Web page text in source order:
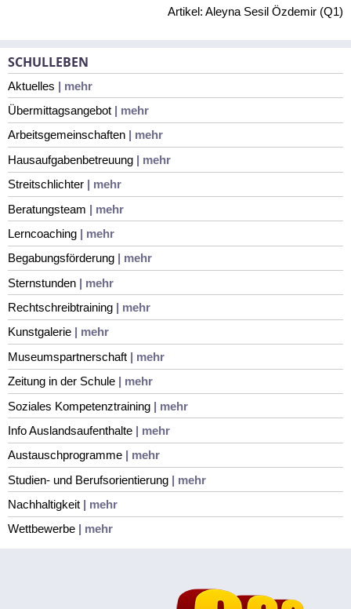
Artikel: Aleyna Sesil Özdemir (Q1)
SCHULLEBEN
Aktuelles | mehr
Übermittagsangebot | mehr
Arbeitsgemeinschaften | mehr
Hausaufgabenbetreuung | mehr
Streitschlichter | mehr
Beratungsteam | mehr
Lerncoaching | mehr
Begabungsförderung | mehr
Sternstunden | mehr
Rechtschreibtraining | mehr
Kunstgalerie | mehr
Museumspartnerschaft | mehr
Zeitung in der Schule | mehr
Soziales Kompetenztraining | mehr
Info Auslandsaufenthalte | mehr
Austauschprogramme | mehr
Studien- und Berufsorientierung | mehr
Nachhaltigkeit | mehr
Wettbewerbe | mehr